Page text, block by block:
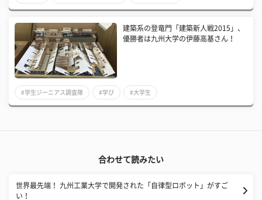
建築系の登竜門「建築新人戦2015」、
優勝者は九州大学の伊藤高基さん！
#学生ジーニアス調査隊 #学び #大学生
合わせて読みたい
世界最先端！ 九州工業大学で開発された「自律型ロボット」がすご
い！